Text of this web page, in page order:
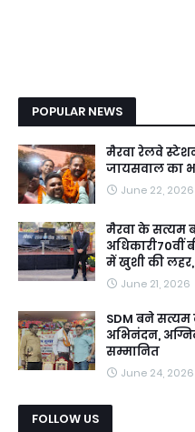
POPULAR NEWS
मैरवा रेलवे
जायसवाल का
June 22, 2026
मैरवा के सत्यम
अधिकारी70वीं
में खुशी की लहर,
June 21, 2026
SDM बने
अभिनंदन,
सम्मानित
June 24, 2026
FOLLOW US